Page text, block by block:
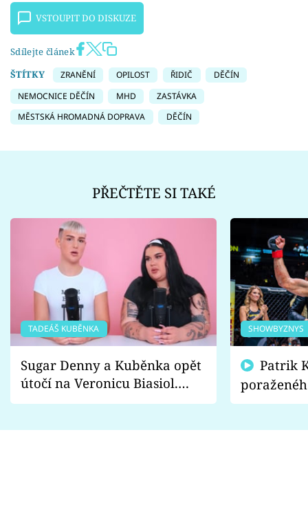
VSTOUPIT DO DISKUZE
Sdílejte článek
ŠTÍTKY
ZRANĚNÍ OPILOST ŘIDIČ
DĚČÍN
NEMOCNICE DĚČÍN
MHD
ZASTÁVKA
MĚSTSKÁ HROMADNÁ DOPRAVA
DĚČÍN
PŘEČTĚTE SI TAKÉ
TADEÁŠ KUBĚNKA
Sugar Denny a Kuběnka opět
útočí na Veronicu Biasiol.
Proč je podle nich falešná a
SHOWBYZNYS
fanoušci